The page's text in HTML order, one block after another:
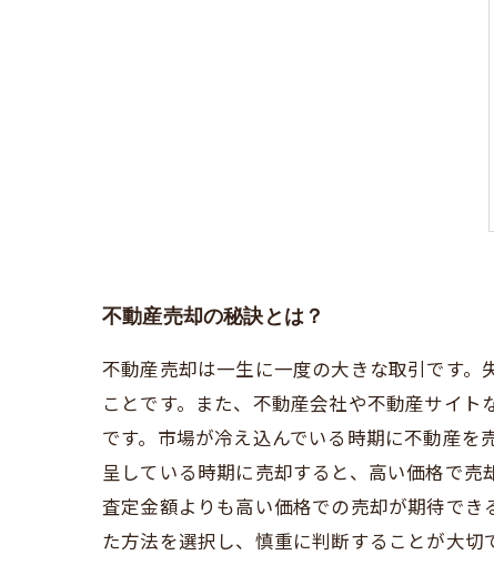
不動産売却の秘訣とは？
不動産売却は一生に一度の大きな取引です
ことです。また、不動産会社や不動産サイ
です。市場が冷え込んでいる時期に不動産
呈している時期に売却すると、高い価格で売
査定金額よりも高い価格での売却が期待で
た方法を選択し、慎重に判断することが大切